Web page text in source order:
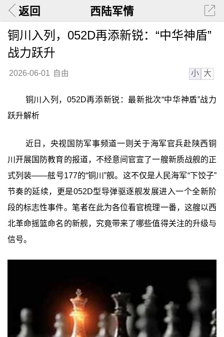
返回 西陆军情
铜川入列，052D再添新锐：“中华神盾”
战力跃升
2026-06-01 自由 小 大
铜川入列，052D再添新锐：最新批次“中华神盾”战力
跃升解析
近日，央视国防军事频道一则关于海军官兵赴陕西铜
川开展国防教育的报道，不经意间官宣了一艘新质战舰的正
式列装——舷号177的“铜川”舰。这不仅是人民海军“下饺子”
节奏的延续，更是052D型导弹驱逐舰发展进入一个全新阶
段的标志性事件。笔者在此为各位看官梳理一番，这艘以西
北革命摇篮命名的新舰，究竟带来了哪些值得关注的升级与
信号。